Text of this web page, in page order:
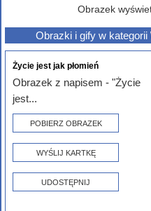
Obrazek
Obrazki i gify w kategorii
Życie jest jak płomień
Obrazek z napisem - "Życie
jest...
POBIERZ OBRAZEK
WYŚLIJ KARTKĘ
UDOSTĘPNIJ